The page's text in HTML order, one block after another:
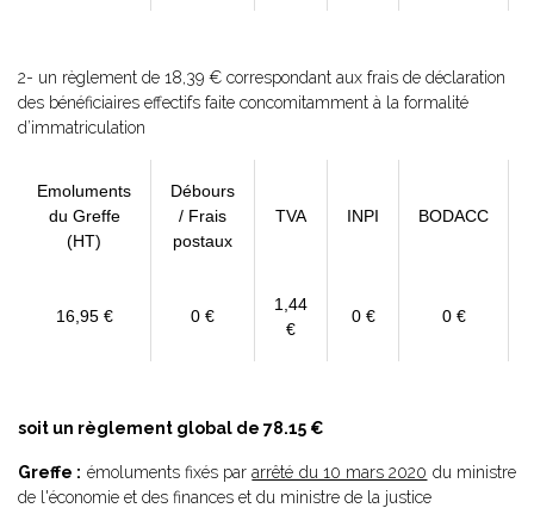
2- un règlement de 18,39 € correspondant aux frais de déclaration
des bénéficiaires effectifs faite concomitamment à la formalité
d’immatriculation
Emoluments
du Greffe
(HT)
Débours
/ Frais
postaux
TVA INPI BODACC
16,95 € 0 €
1,44
€
0 € 0 €
soit un règlement global de 78.15 €
Greffe : émoluments fixés pararrêté du 10 mars 2020 du ministre
de l'économie et des finances et du ministre de la justice